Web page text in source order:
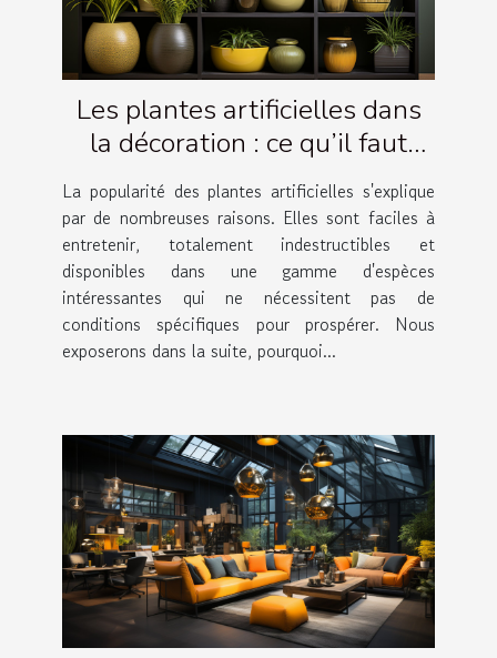
Les plantes artificielles dans
la décoration : ce qu’il faut
savoir
La popularité des plantes artificielles s'explique
par de nombreuses raisons. Elles sont faciles à
entretenir, totalement indestructibles et
disponibles dans une gamme d'espèces
intéressantes qui ne nécessitent pas de
conditions spécifiques pour prospérer. Nous
exposerons dans la suite, pourquoi...